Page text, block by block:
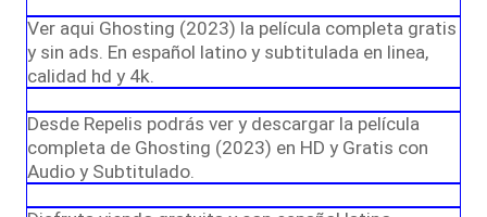
Ver aqui Ghosting (2023) la película completa gratis
y sin ads. En español latino y subtitulada en linea,
calidad hd y 4k.
Desde Repelis podrás ver y descargar la película
completa de Ghosting (2023) en HD y Gratis con
Audio y Subtitulado.